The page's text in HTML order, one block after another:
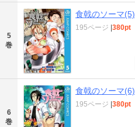
5
巻
食戟のソーマ(5)
195ページ 380pt
6
巻
食戟のソーマ(6)
195ページ 380pt